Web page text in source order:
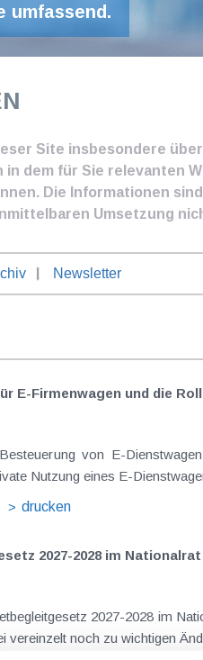
umfassend.
Site insbesondere
in dem für Sie relevanten
Die Informationen
Umsetzung
Newsletter
E-Firmenwagen und die
hinweg galten reine Elektrofahrzeuge als steuerlicher Goldstandard bei
Nutzung eines E-
drucken
2027-2028 im
2027-2028 im